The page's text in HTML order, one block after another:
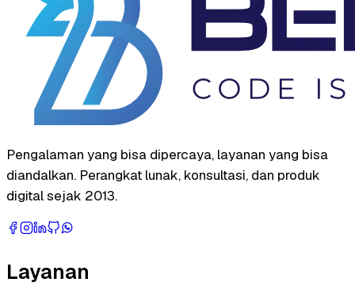
Pengalaman yang bisa dipercaya, layanan yang bisa
diandalkan. Perangkat lunak, konsultasi, dan produk
digital sejak 2013.
Layanan